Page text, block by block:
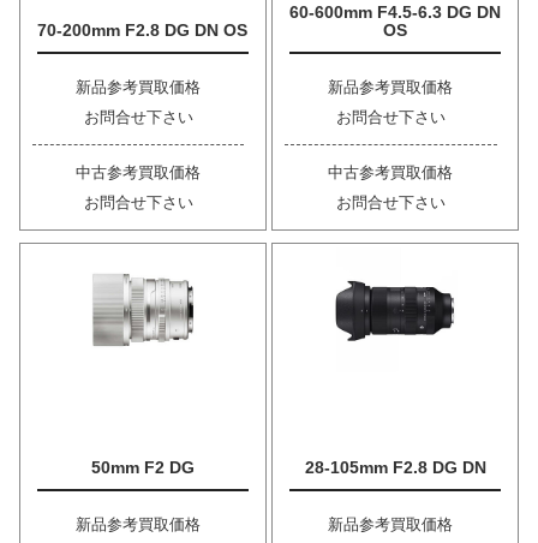
70-200mm F2.8 DG DN OS
新品参考買取価格
お問合せ下さい
中古参考買取価格
お問合せ下さい
60-600mm F4.5-6.3 DG DN
OS
新品参考買取価格
お問合せ下さい
中古参考買取価格
お問合せ下さい
50mm F2 DG
新品参考買取価格
28-105mm F2.8 DG DN
新品参考買取価格